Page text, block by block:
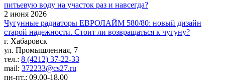
питьевую воду на участок раз и навсегда?
2 июня 2026
Чугунные радиаторы ЕВРОЛАЙМ 580/80: новый дизайн
старой надежности. Стоит ли возвращаться к чугуну?
г. Хабаровск
ул. Промышленная, 7
тел.: 8 (4212) 37-22-33
mail: 372233@cs27.ru
пн-пт.: 09.00-18.00